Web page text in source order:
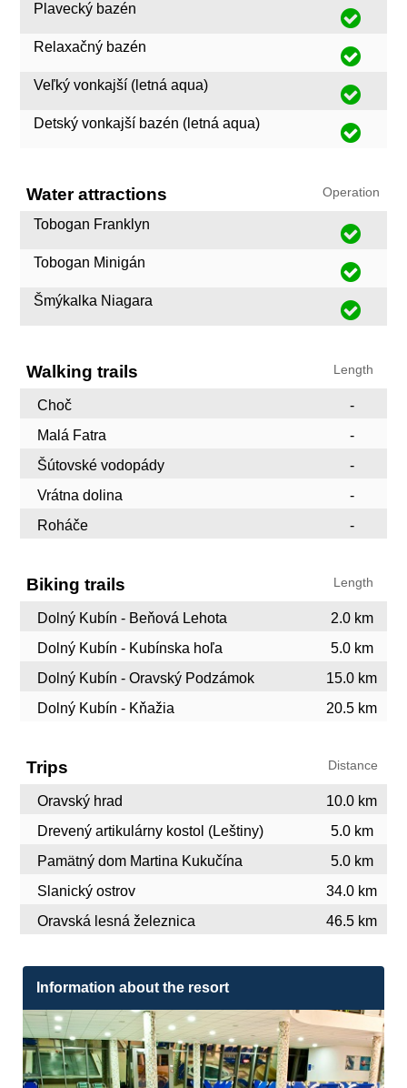
Plavecký bazén
Relaxačný bazén
Veľký vonkajší (letná aqua)
Detský vonkajší bazén (letná aqua)
Water attractions Operation
Tobogan Franklyn
Tobogan Minigán
Šmýkalka Niagara
Walking trails Length
Choč
-
Malá Fatra
-
Šútovské vodopády
-
Vrátna dolina
-
Roháče
-
Biking trails Length
Dolný Kubín - Beňová Lehota
2.0 km
Dolný Kubín - Kubínska hoľa
5.0 km
Dolný Kubín - Oravský Podzámok
15.0 km
Dolný Kubín - Kňažia
20.5 km
Trips Distance
Oravský hrad
10.0 km
Drevený artikulárny kostol (Leštiny)
5.0 km
Pamätný dom Martina Kukučína
5.0 km
Slanický ostrov
34.0 km
Oravská lesná železnica
46.5 km
Information about the resort